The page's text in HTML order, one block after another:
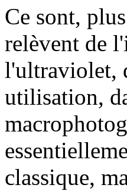
Ce sont,
relèvent de
l'ultraviolet,
utilisation,
classique,